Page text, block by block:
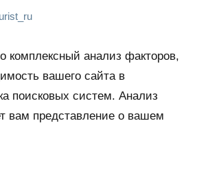
комплексный анализ факторов,
вашего сайта в
поисковых систем. Анализ
вам представление о вашем